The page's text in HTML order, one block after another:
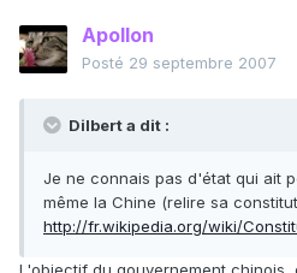
Apollon
Posté 29 septembre 2007
Dilbert a dit :
Je ne connais pas d'état qui ait
même la Chine (relire sa
http://fr.wikipedia.org/wiki/